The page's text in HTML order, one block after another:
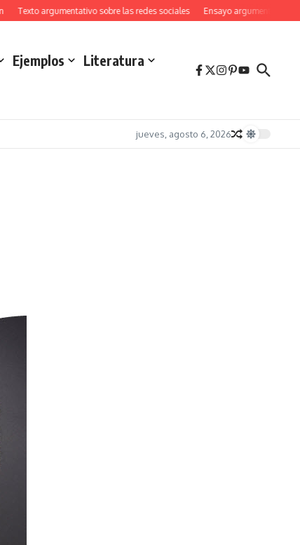
Texto argumentativo sobre las redes sociales Ensayo argumentativo sobre
Ejemplos
Literatura
jueves, agosto 6, 2026